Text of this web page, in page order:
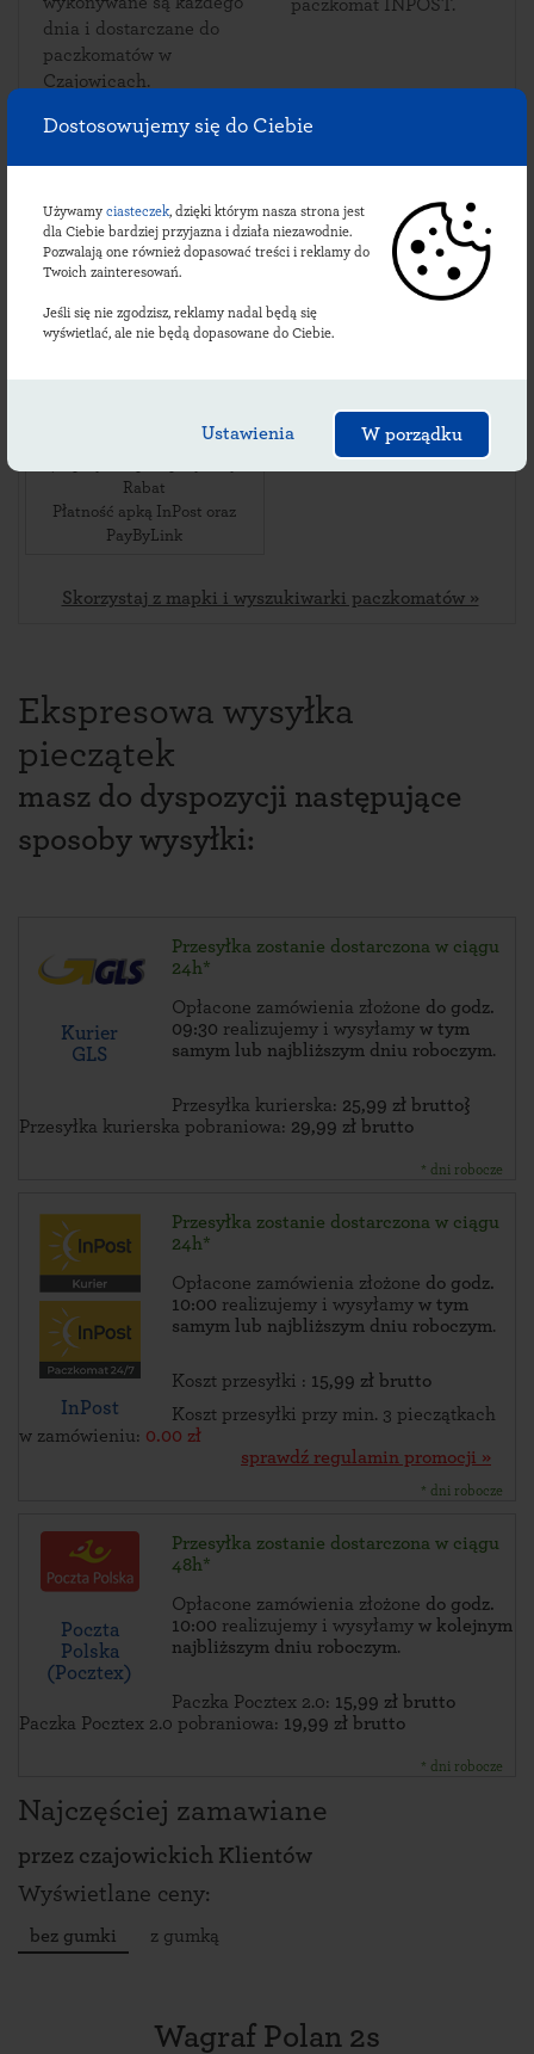
Dostosowujemy się do Ciebie
Używamy ciasteczek, dzięki którym nasza strona jest
dla Ciebie bardziej przyjazna i działa niezawodnie.
Pozwalają one również dopasować treści i reklamy do
Twoich zainteresowań.
Jeśli się nie zgodzisz, reklamy nadal będą się
wyświetlać, ale nie będą dopasowane do Ciebie.
Ustawienia W porządku
dnia i dostarczane do
paczkomatów w
Czajowicach.
paczkomat INPOST.
Sprawdź lokalizacje
czajowickich
paczkomatów:
Czajowice,
Rabat
Płatność apką InPost oraz
PayByLink
Skorzystaj z mapki i wyszukiwarki paczkomatów »
Ekspresowa wysyłka
pieczątek
masz do dyspozycji następujące
sposoby wysyłki:
Kurier
GLS
Przesyłka zostanie dostarczona w ciągu
24h*
Opłacone zamówienia złożone do godz.
09:30 realizujemy i wysyłamy w tym
samym lub najbliższym dniu roboczym.
Przesyłka kurierska: 25,99 zł brutto}
Przesyłka kurierska pobraniowa: 29,99 zł brutto
* dni robocze
InPost
Przesyłka zostanie dostarczona w ciągu
24h*
Opłacone zamówienia złożone do godz.
10:00 realizujemy i wysyłamy w tym
samym lub najbliższym dniu roboczym.
Koszt przesyłki : 15,99 zł brutto
Koszt przesyłki przy min. 3 pieczątkach
w zamówieniu: 0.00 zł
sprawdź regulamin promocji »
* dni robocze
Poczta
Polska
(Pocztex)
Przesyłka zostanie dostarczona w ciągu
48h*
Opłacone zamówienia złożone do godz.
10:00 realizujemy i wysyłamy w kolejnym
najbliższym dniu roboczym.
Paczka Pocztex 2.0: 15,99 zł brutto
Paczka Pocztex 2.0 pobraniowa: 19,99 zł brutto
* dni robocze
Najczęściej zamawiane
przez czajowickich Klientów
Wyświetlane ceny:
bez gumki z gumką
Wagraf Polan 2s